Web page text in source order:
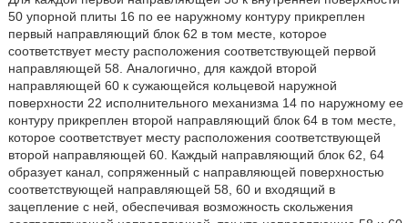
50 упорной плиты 16 по ее наружному контуру прикреплен
первый направляющий блок 62 в том месте, которое
соответствует месту расположения соответствующей первой
направляющей 58. Аналогично, для каждой второй
направляющей 60 к сужающейся кольцевой наружной
поверхности 22 исполнительного механизма 14 по наружному ее
контуру прикреплен второй направляющий блок 64 в том месте,
которое соответствует месту расположения соответствующей
второй направляющей 60. Каждый направляющий блок 62, 64
образует канал, сопряженный с направляющей поверхностью
соответствующей направляющей 58, 60 и входящий в
зацепление с ней, обеспечивая возможность скольжения